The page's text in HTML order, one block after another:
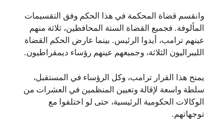
وانقسم قضاة المحكمة في هذا الحكم وفق التقسيمات
المألوفة. فجميع القضاة الستة المحافظين، ثلاثة منهم
عينهم ترامب، أيدوا الرئيس. بينما عارض الحكم القضاة
الليبراليون الثلاثة، وجميعهم عينهم رؤساء ديمقراطيون.
يمنح هذا القرار ترامب، وكل الرؤساء في المستقبل،
سلطة واسعة لإقالة وتعيين المنظمين في العشرات من
الوكالات الحكومية الرئيسية، حتى لو اختلفوا مع
توجهاتهم.